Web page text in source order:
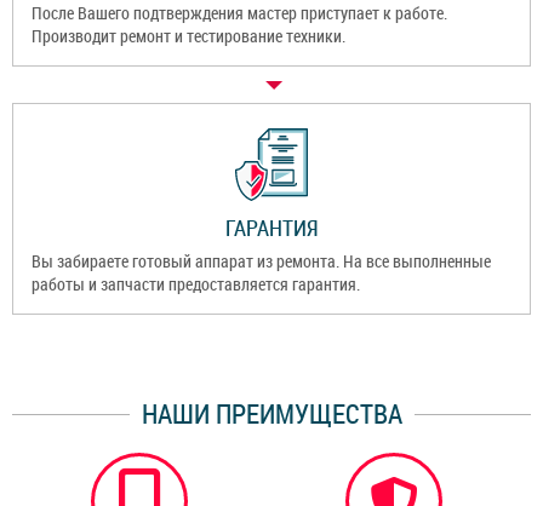
После Вашего подтверждения мастер приступает к работе.
Производит ремонт и тестирование техники.
ГАРАНТИЯ
Вы забираете готовый аппарат из ремонта. На все выполненные
работы и запчасти предоставляется гарантия.
НАШИ ПРЕИМУЩЕСТВА